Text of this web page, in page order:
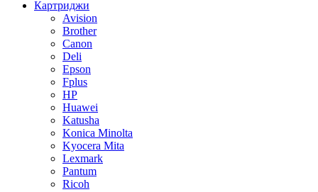
Картриджи
Avision
Brother
Canon
Deli
Epson
Fplus
HP
Huawei
Katusha
Konica Minolta
Kyocera Mita
Lexmark
Pantum
Ricoh